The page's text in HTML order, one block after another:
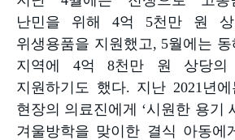
난민을 위해 4억 5천만 원 상
위생용품을 지원했고 , 5월에는 동
지역에 4억 8천만 원 상당의
지원하기도 했다. 지난 2021 년
현장의 의료진에게 ‘시원한 용기
겨울방학을 맞이한 결식 아동에